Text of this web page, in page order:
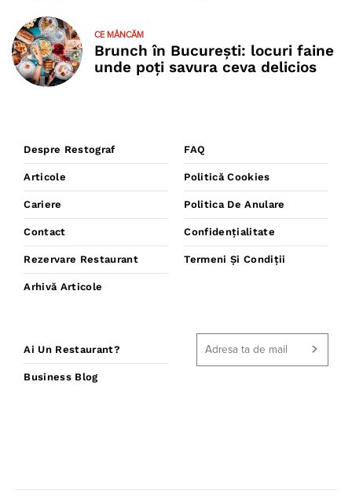
CE MÂNCĂM
Brunch în București: locuri faine
unde poţi savura ceva delicios
Despre Restograf
Articole
Cariere
Contact
Rezervare Restaurant
Arhivă Articole
FAQ
Politică Cookies
Politica De Anulare
Confidențialitate
Termeni Și Condiții
Ai Un Restaurant?
Business Blog